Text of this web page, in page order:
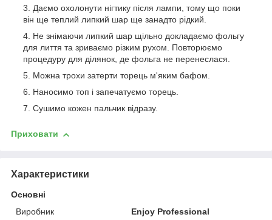
Даємо охолонути нігтику після лампи, тому що поки
він ще теплий липкий шар ще занадто рідкий.
Не знімаючи липкий шар щільно докладаємо фольгу
для лиття та зриваємо різким рухом. Повторюємо
процедуру для ділянок, де фольга не перенеслася.
Можна трохи затерти торець м'яким бафом.
Наносимо топ і запечатуємо торець.
Сушимо кожен пальчик відразу.
Приховати
Характеристики
Основні
Виробник
Enjoy Professional